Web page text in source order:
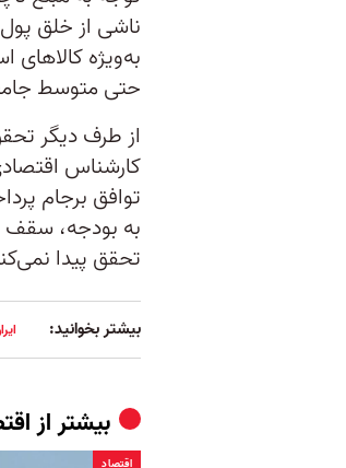
ناشی از خلق
به‌ویژه
حتی متوسط
از طرف دیگر
کارشناس
توافق برجام
به بودجه، سقف
تحقق پیدا
بیشتر بخوانید:
بیشتر از
اقتصاد